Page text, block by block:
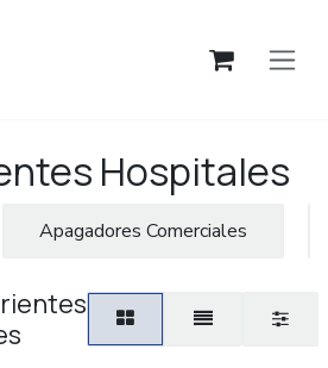
Hospitales
Apagadores Comerciales